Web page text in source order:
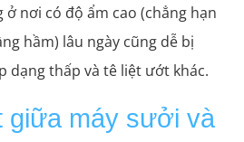
ở nơi có độ ẩm cao (chẳng hạn
hầm) lâu ngày cũng dễ bị
dạng thấp và tê liệt ướt khác.
giữa máy sưởi và